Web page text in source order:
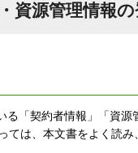
資源管理情報
「契約者情報」「資
は、本文書をよく読み